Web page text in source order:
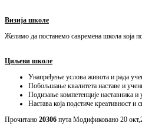
Визија школе
Желимо да постанемо савремена школа која
Циљеви школе
Унапређење услова живота и рада
Побољшање квалитета наставе и
Подизање компетенције наставника
Настава која подстиче креативност и
Прочитано 20306 пута Модификовано 20